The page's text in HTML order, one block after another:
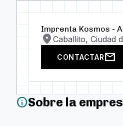
Imprenta Kosmos -
location_on Caballito, Ciudad
CONTACTARmail
infoSobre la